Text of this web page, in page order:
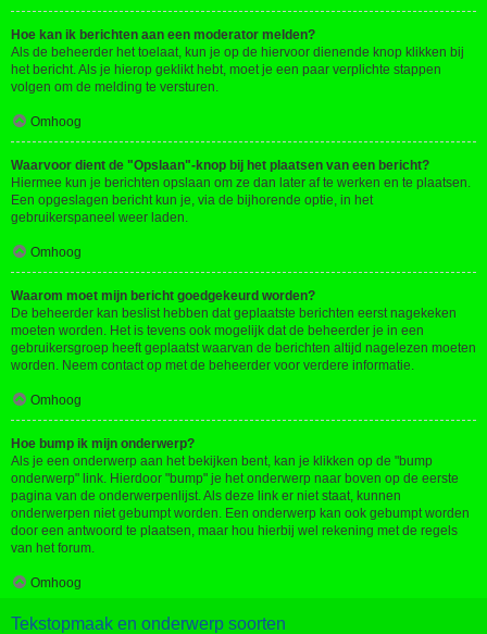
Hoe kan ik berichten aan een moderator melden?
Als de beheerder het toelaat, kun je op de hiervoor dienende knop klikken bij
het bericht. Als je hierop geklikt hebt, moet je een paar verplichte stappen
volgen om de melding te versturen.
Omhoog
Waarvoor dient de "Opslaan"-knop bij het plaatsen van een bericht?
Hiermee kun je berichten opslaan om ze dan later af te werken en te plaatsen.
Een opgeslagen bericht kun je, via de bijhorende optie, in het
gebruikerspaneel weer laden.
Omhoog
Waarom moet mijn bericht goedgekeurd worden?
De beheerder kan beslist hebben dat geplaatste berichten eerst nagekeken
moeten worden. Het is tevens ook mogelijk dat de beheerder je in een
gebruikersgroep heeft geplaatst waarvan de berichten altijd nagelezen moeten
worden. Neem contact op met de beheerder voor verdere informatie.
Omhoog
Hoe bump ik mijn onderwerp?
Als je een onderwerp aan het bekijken bent, kan je klikken op de "bump
onderwerp" link. Hierdoor "bump" je het onderwerp naar boven op de eerste
pagina van de onderwerpenlijst. Als deze link er niet staat, kunnen
onderwerpen niet gebumpt worden. Een onderwerp kan ook gebumpt worden
door een antwoord te plaatsen, maar hou hierbij wel rekening met de regels
van het forum.
Omhoog
Tekstopmaak en onderwerp soorten